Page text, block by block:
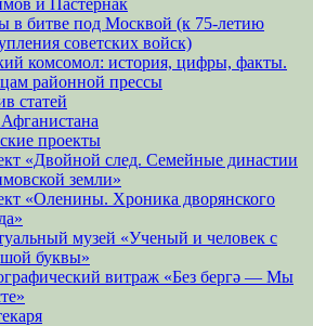
в битве под Москвой (к 75-летию
советских войск)
комсомол: история, цифры, факты.
районной прессы
статей
проекты
«Двойной след. Семейные династии
земли»
«Оленины. Хроника дворянского
музей «Ученый и человек с
буквы»
витраж «Без бергə — Мы